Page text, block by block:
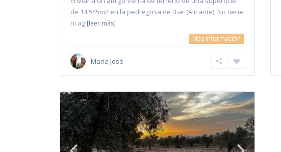
de 14.545m2 en la pedregosa de Biar (Alicante). No tiene
ni ag [leer más]
Más información
Maria José